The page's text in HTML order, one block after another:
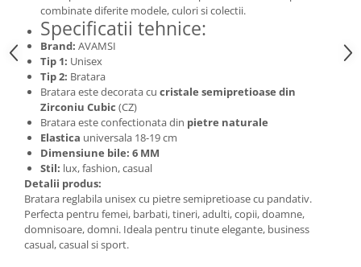
combinate diferite modele, culori si colectii.
Specificatii tehnice:
Brand: AVAMSI
Tip 1: Unisex
Tip 2: Bratara
Bratara este decorata cu cristale semipretioase din
Zirconiu Cubic (CZ)
Bratara este confectionata din pietre naturale
Elastica universala 18-19 cm
Dimensiune bile: 6 MM
Stil: lux, fashion, casual
Detalii produs:
Bratara reglabila unisex cu pietre semipretioase cu pandativ.
Perfecta pentru femei, barbati, tineri, adulti, copii, doamne,
domnisoare, domni. Ideala pentru tinute elegante, business
casual, casual si sport.